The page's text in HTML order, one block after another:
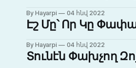
By Hayarpi 04 հնվ 2022
Էշ Մը՝ Որ Կը
By Hayarpi 04 հնվ 2022
Տունէն Փախչող